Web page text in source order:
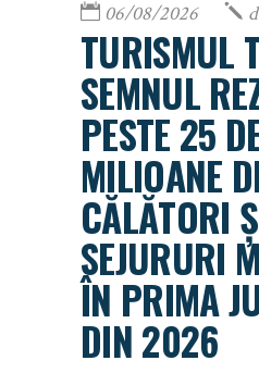
06/08/2026
TURISMUL
SEMNUL
PESTE 25
MILIOANE
CĂLĂTORI
SEJURURI
ÎN PRIMA
DIN 2026